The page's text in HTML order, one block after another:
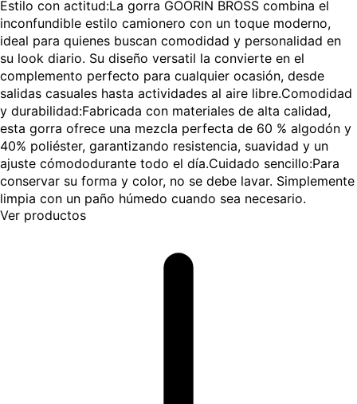
Estilo con actitud:La gorra GOORIN BROSS combina el
inconfundible estilo camionero con un toque moderno,
ideal para quienes buscan comodidad y personalidad en
su look diario. Su diseño versatil la convierte en el
complemento perfecto para cualquier ocasión, desde
salidas casuales hasta actividades al aire libre.Comodidad
y durabilidad:Fabricada con materiales de alta calidad,
esta gorra ofrece una mezcla perfecta de 60 % algodón y
40% poliéster, garantizando resistencia, suavidad y un
ajuste cómododurante todo el día.Cuidado sencillo:Para
conservar su forma y color, no se debe lavar. Simplemente
limpia con un paño húmedo cuando sea necesario.
Ver productos